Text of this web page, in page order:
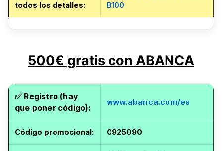
todos los detalles:
B100
500€ gratis con ABANCA
✅ Registro (hay
que poner código):
www.abanca.com/es
Código promocional: 0925090